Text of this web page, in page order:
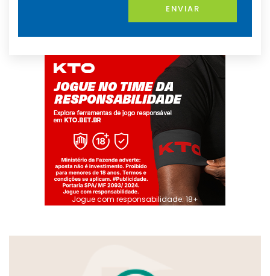
ENVIAR
Jogue com responsabilidade. 18+